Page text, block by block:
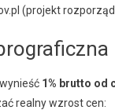
(projekt
1% brutto od
realny wzrost cen: